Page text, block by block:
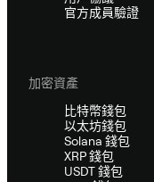
官方成員驗證
加密資產
比特幣錢包
以太坊錢包
Solana 錢包
XRP 錢包
USDT 錢包